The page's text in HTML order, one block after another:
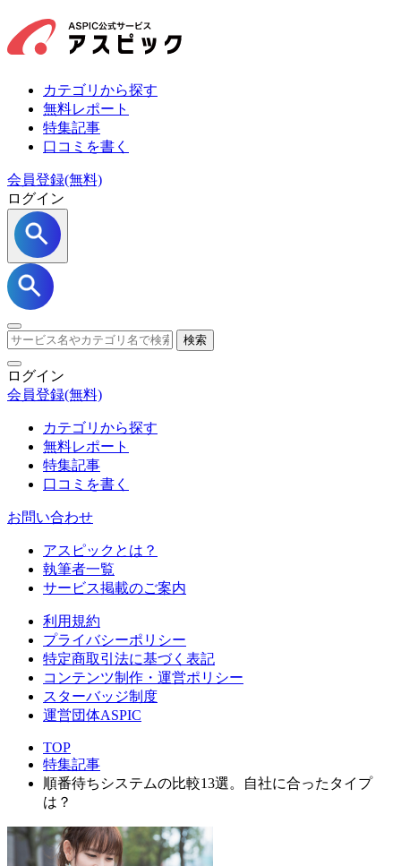
カテゴリから探す
無料レポート
特集記事
口コミを書く
会員登録(無料)
ログイン
検索
ログイン
会員登録(無料)
カテゴリから探す
無料レポート
特集記事
口コミを書く
お問い合わせ
アスピックとは？
執筆者一覧
サービス掲載のご案内
利用規約
プライバシーポリシー
特定商取引法に基づく表記
コンテンツ制作・運営ポリシー
スターバッジ制度
運営団体ASPIC
TOP
特集記事
順番待ちシステムの比較13選。自社に合ったタイプ
は？